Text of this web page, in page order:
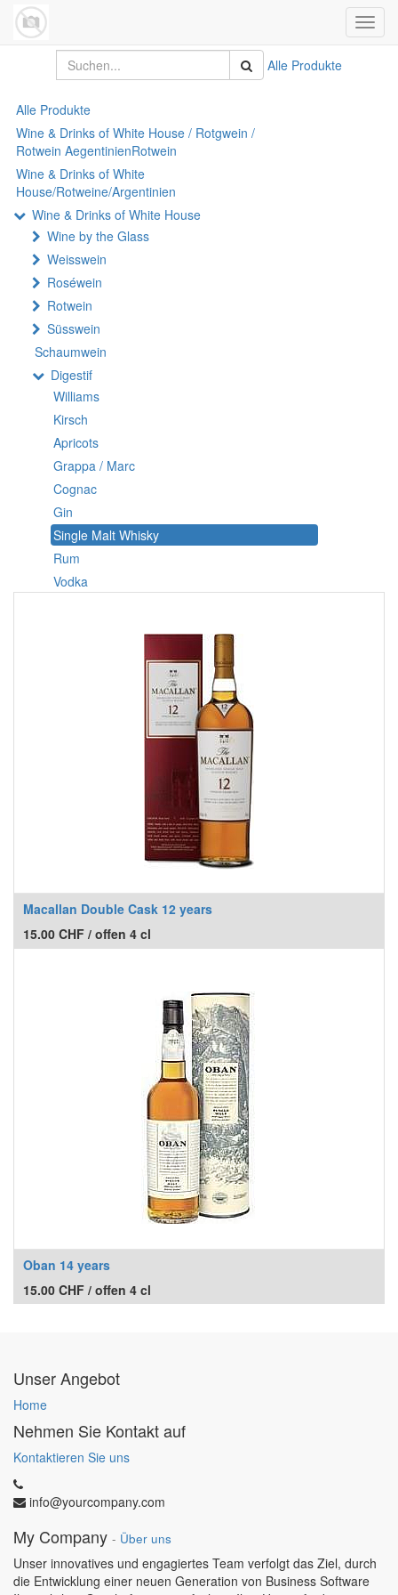
Alle Produkte
Alle Produkte
Wine & Drinks of White House / Rotgwein /
Rotwein AegentinienRotwein
Wine & Drinks of White
House/Rotweine/Argentinien
Wine & Drinks of White House
Wine by the Glass
Weisswein
Roséwein
Rotwein
Süsswein
Schaumwein
Digestif
Williams
Kirsch
Apricots
Grappa / Marc
Cognac
Gin
Single Malt Whisky
Rum
Vodka
Macallan Double Cask 12 years
15.00 CHF / offen 4 cl
Oban 14 years
15.00 CHF / offen 4 cl
Unser Angebot
Home
Nehmen Sie Kontakt auf
Kontaktieren Sie uns
info@yourcompany.com
My Company - Über uns
Unser innovatives und engagiertes Team verfolgt das Ziel, durch
die Entwicklung einer neuen Generation von Business Software